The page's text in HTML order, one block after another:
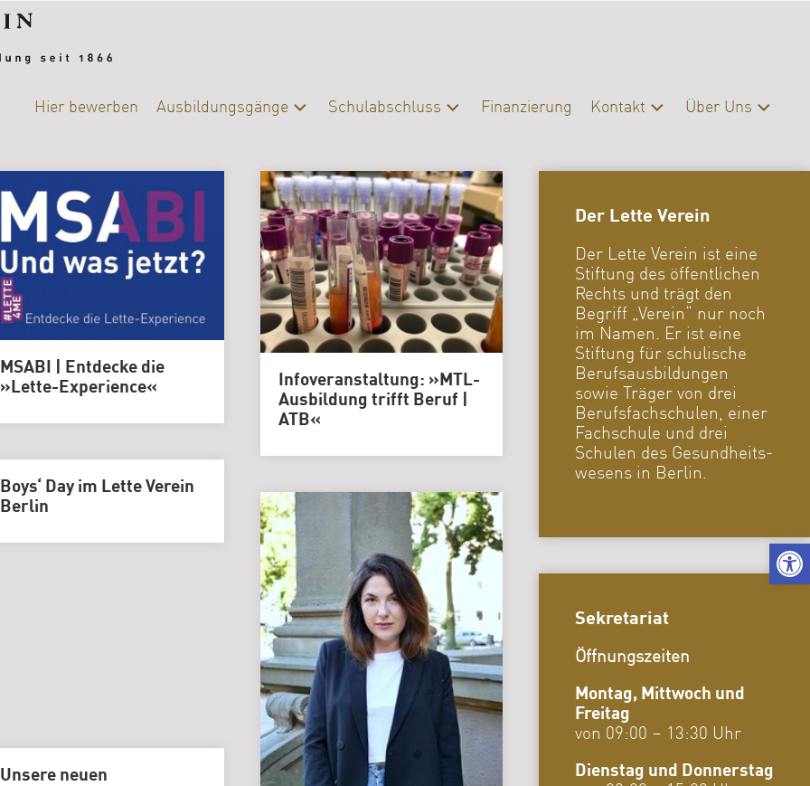
Hier bewerben Ausbildungsgänge
Ausbildungsgänge
Chemie-
Biologie
DIY-
Ernährung
Metallographie
Vorbereitungskurs
Akademie
Schulabschluss
Berufsberatung
Finanzierung Kontakt
Servicebereiche
Über Uns
Campus
|
Bibliothek
FAQ
Erasmus
Förderverein
Archiv
Karriere
|
Kuratorium
MSABI | Entdecke die
»Lette-Experience«
Infoveranstaltung: »MTL-
Ausbildung trifft Beruf |
ATB«
Boys‘ Day im Lette Verein
Berlin
Unsere neuen
Der Lette Verein
Der Lette Verein ist eine
Stiftung des öffentlichen
Rechts und trägt den
Begriff „Verein“ nur noch
im Namen. Er ist eine
Stiftung für schulische
Berufsausbildungen
sowie Träger von drei
Berufsfachschulen, einer
Fachschule und drei
Schulen des Gesundheits-
wesens in Berlin.
Sekretariat
Öffnungszeiten
Montag, Mittwoch und
Freitag
von 09:00 – 13:30 Uhr
Dienstag und Donnerstag